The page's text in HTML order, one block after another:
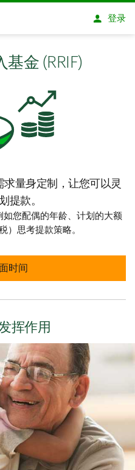
登录
金 (RRIF)
求量身定制，让您可以灵
提款。
您配偶的年龄、计划的大额
）思考提款策略。
时间
挥作用